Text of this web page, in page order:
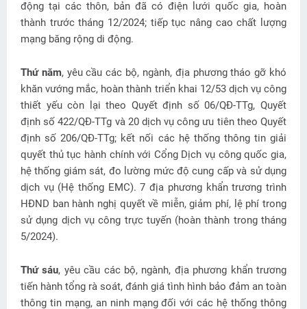
động tại các thôn, bản đã có điện lưới quốc gia, hoàn
thành trước tháng 12/2024; tiếp tục nâng cao chất lượng
mạng băng rộng di động.
Thứ năm, yêu cầu các bộ, ngành, địa phương tháo gỡ khó
khăn vướng mắc, hoàn thành triển khai 12/53 dịch vụ công
thiết yếu còn lại theo Quyết định số 06/QĐ-TTg, Quyết
định số 422/QĐ-TTg và 20 dịch vụ công ưu tiên theo Quyết
định số 206/QĐ-TTg; kết nối các hệ thống thông tin giải
quyết thủ tục hành chính với Cổng Dịch vụ công quốc gia,
hệ thống giám sát, đo lường mức độ cung cấp và sử dụng
dịch vụ (Hệ thống EMC). 7 địa phương khẩn trương trình
HĐND ban hành nghị quyết về miễn, giảm phí, lệ phí trong
sử dụng dịch vụ công trực tuyến (hoàn thành trong tháng
5/2024).
Thứ sáu, yêu cầu các bộ, ngành, địa phương khẩn trương
tiến hành tổng rà soát, đánh giá tình hình bảo đảm an toàn
thông tin mạng, an ninh mạng đối với các hệ thống thông